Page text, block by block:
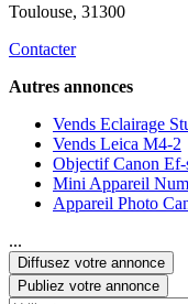
Toulouse, 31300
Contacter
Autres annonces
Vends Eclairage
Vends Leica M4-2
Objectif Canon
Mini Appareil
Appareil Photo
...
Diffusez votre annonce
Publiez votre annonce